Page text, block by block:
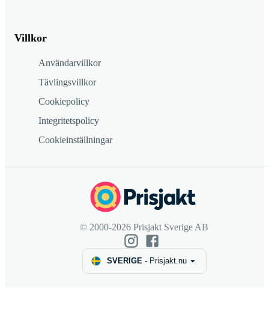
Villkor
Användarvillkor
Tävlingsvillkor
Cookiepolicy
Integritetspolicy
Cookieinställningar
© 2000-2026 Prisjakt Sverige AB
SVERIGE- Prisjakt.nu